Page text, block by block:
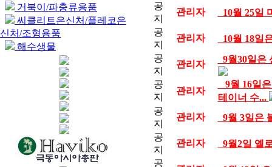
거북이/파충류용품
씨클리트은신처/플레코은
신처/조형용품
해수생물
공
지
관리자
10월 25일
공
지
관리자
10월 18일
공
지
관리자 9월30일은
공
지
관리자
9월 16일
테이너 수...
공
지
관리자
9월 3일은
공
지
관리자
9월2일 옐
공